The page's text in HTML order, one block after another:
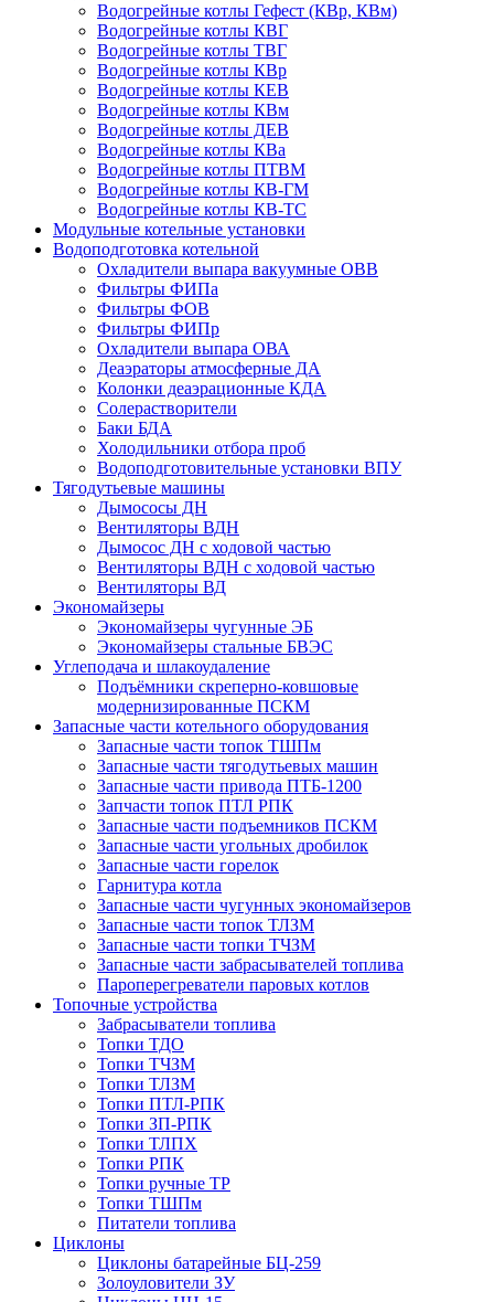
Водогрейные котлы Гефест (КВр, КВм)
Водогрейные котлы КВГ
Водогрейные котлы ТВГ
Водогрейные котлы КВр
Водогрейные котлы КЕВ
Водогрейные котлы КВм
Водогрейные котлы ДЕВ
Водогрейные котлы КВа
Водогрейные котлы ПТВМ
Водогрейные котлы КВ-ГМ
Водогрейные котлы КВ-ТС
Модульные котельные установки
Водоподготовка котельной
Охладители выпара вакуумные ОВВ
Фильтры ФИПа
Фильтры ФОВ
Фильтры ФИПр
Охладители выпара ОВА
Деаэраторы атмосферные ДА
Колонки деаэрационные КДА
Солерастворители
Баки БДА
Холодильники отбора проб
Водоподготовительные установки ВПУ
Тягодутьевые машины
Дымососы ДН
Вентиляторы ВДН
Дымосос ДН с ходовой частью
Вентиляторы ВДН с ходовой частью
Вентиляторы ВД
Экономайзеры
Экономайзеры чугунные ЭБ
Экономайзеры стальные БВЭС
Углеподача и шлакоудаление
Подъёмники скреперно-ковшовые
модернизированные ПСКМ
Запасные части котельного оборудования
Запасные части топок ТШПм
Запасные части тягодутьевых машин
Запасные части привода ПТБ-1200
Запчасти топок ПТЛ РПК
Запасные части подъемников ПСКМ
Запасные части угольных дробилок
Запасные части горелок
Гарнитура котла
Запасные части чугунных экономайзеров
Запасные части топок ТЛЗМ
Запасные части топки ТЧЗМ
Запасные части забрасывателей топлива
Пароперегреватели паровых котлов
Топочные устройства
Забрасыватели топлива
Топки ТДО
Топки ТЧЗМ
Топки ТЛЗМ
Топки ПТЛ-РПК
Топки ЗП-РПК
Топки ТЛПХ
Топки РПК
Топки ручные ТР
Топки ТШПм
Питатели топлива
Циклоны
Циклоны батарейные БЦ-259
Золоуловители ЗУ